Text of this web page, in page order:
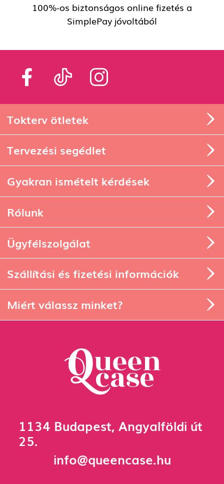
100%-os biztonságos online fizetés a
SimplePay jóvoltából
Tokterv ötletek
Tervezési segédlet
Gyakran ismételt kérdések
Rólunk
Ügyfélszolgálat
Szállítási és fizetési információk
Miért válassz minket?
1134 Budapest, Angyalföldi út
25.
info@queencase.hu